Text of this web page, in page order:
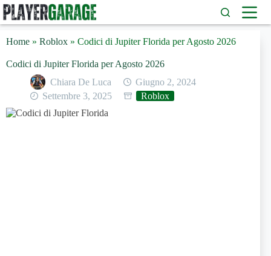
Salta
al
contenuto
Home » Roblox » Codici di Jupiter Florida per Agosto 2026
Codici di Jupiter Florida per Agosto 2026
Chiara De Luca
Giugno 2, 2024
Settembre 3, 2025
Roblox